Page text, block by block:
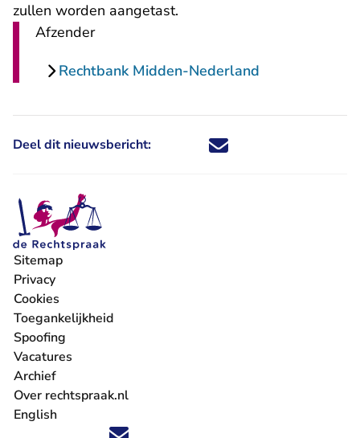
zullen worden aangetast.
Afzender
Rechtbank Midden-Nederland
Deel dit nieuwsbericht: Deel dit nieuwsbericht via X -
Deel dit nieuwsbericht via
Deel dit nieuwsbericht
Deel dit
Volg ons op X (Twitter) - U verlaat Rechtspraak.nl
Volg ons op Facebook - U verlaat Rechtspraak.nl
Volg ons op Instagram - U verlaat Rechtspraak.nl
Volg ons op Youtube - U verlaat Rechtspraak.nl
Volg ons op LinkedIn - U verlaat
'Blijf op de hoogte' nieuwsbrief - U verlaat
Sitemap
Privacy
Cookies
Toegankelijkheid
Spoofing
Vacatures
- U verlaat Rechtspraak.nl
Archief
Over rechtspraak.nl
English